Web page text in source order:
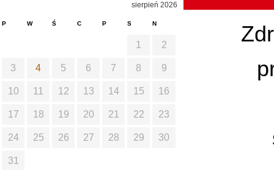
sierpień 2026
P W Ś C P S N
1 2
3 4 5 6 7 8 9
10 11 12 13 14 15 16
17 18 19 20 21 22 23
24 25 26 27 28 29 30
31